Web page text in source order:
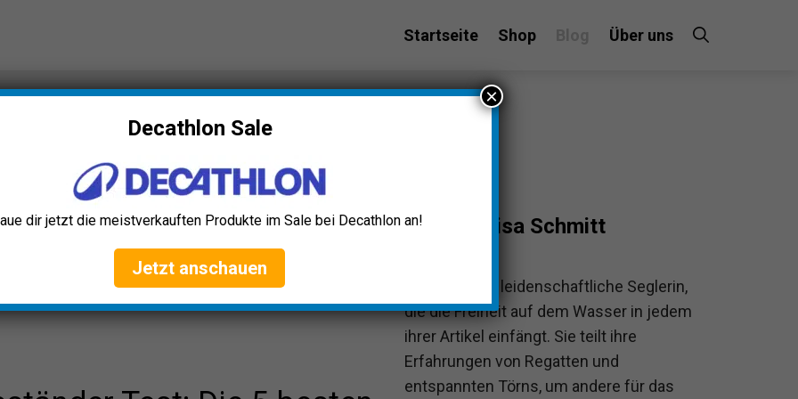
Startseite Shop Über uns
Test: Die 5 besten (Bestenliste)
Luisa Schmitt
Luisa ist eine leidenschaftliche Seglerin,
die die Freiheit auf dem Wasser in jedem
ihrer Artikel einfängt. Sie teilt ihre
Erfahrungen von Regatten und
entspannten Törns, um andere für das
Decathlon Sale
dir jetzt die meistverkauften Produkte im Sale bei Decathlon an!
Jetzt anschauen
×